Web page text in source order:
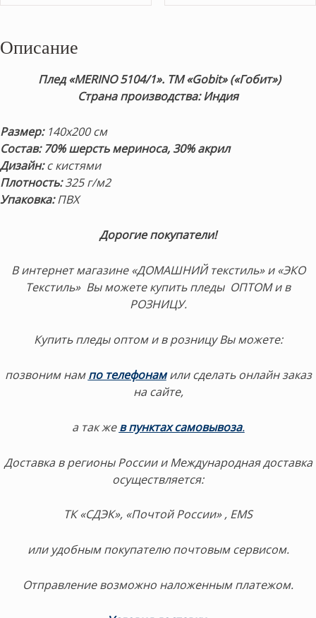
Описание
Плед «MERINO 5104/1». ТМ «Gobit» («Гобит»)
Страна производства: Индия
Размер:140х200 см
Состав: 70% шерсть мериноса, 30% акрил
Дизайн:с кистями
Плотность:325 г/м2
Упаковка:ПВХ
Дорогие покупатели!
В интернет магазине «ДОМАШНИЙ текстиль» и «ЭКО
Текстиль» Вы можете купить пледы ОПТОМ и в
РОЗНИЦУ.
Купить пледы оптом и в розницу Вы можете:
позвоним нампо телефонамили сделать онлайн заказ
на сайте,
а так жев пунктах самовывоза.
Доставка в регионы России и Международная доставка
осуществляется:
ТК «СДЭК», «Почтой России» , EMS
или удобным покупателю почтовым сервисом.
Отправление возможно наложенным платежом.